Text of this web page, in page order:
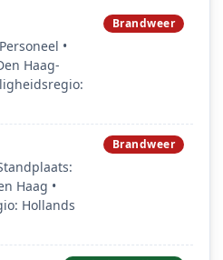
•
Haag-
Brandweer
Haag •
Hollands
Brandweer